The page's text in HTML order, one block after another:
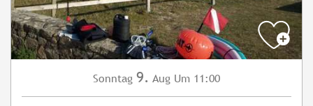
Sonntag 9. Aug Um 11:00